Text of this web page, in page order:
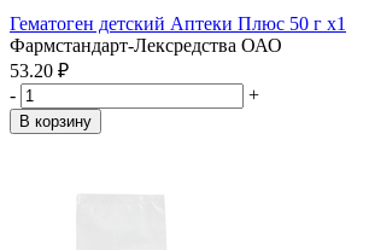
Гематоген детский Аптеки Плюс 50 г x1
Фармстандарт-Лексредства ОАО
53.20 ₽
-
+
В корзину